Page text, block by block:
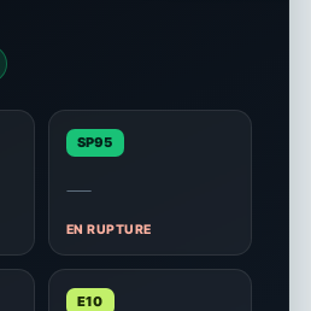
SP95
—
EN RUPTURE
E10